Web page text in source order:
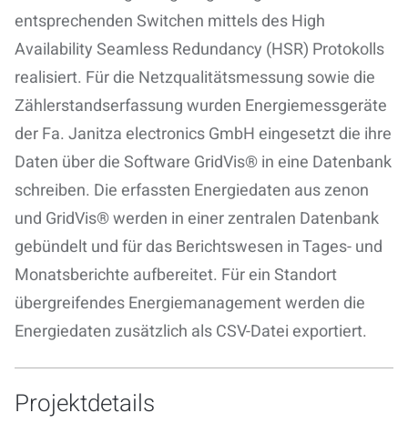
entsprechenden Switchen mittels des High
Availability Seamless Redundancy (HSR) Protokolls
realisiert. Für die Netzqualitätsmessung sowie die
Zählerstandserfassung wurden Energiemessgeräte
der Fa. Janitza electronics GmbH eingesetzt die ihre
Daten über die Software GridVis® in eine Datenbank
schreiben. Die erfassten Energiedaten aus zenon
und GridVis® werden in einer zentralen Datenbank
gebündelt und für das Berichtswesen in Tages- und
Monatsberichte aufbereitet. Für ein Standort
übergreifendes Energiemanagement werden die
Energiedaten zusätzlich als CSV-Datei exportiert.
Projektdetails